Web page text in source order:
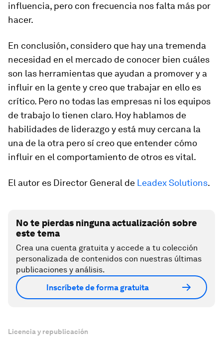
influencia, pero con frecuencia nos falta más por
hacer.
En conclusión, considero que hay una tremenda
necesidad en el mercado de conocer bien cuáles
son las herramientas que ayudan a promover y a
influir en la gente y creo que trabajar en ello es
crítico. Pero no todas las empresas ni los equipos
de trabajo lo tienen claro. Hoy hablamos de
habilidades de liderazgo y está muy cercana la
una de la otra pero sí creo que entender cómo
influir en el comportamiento de otros es vital.
El autor es Director General de Leadex Solutions.
No te pierdas ninguna actualización sobre
este tema
Crea una cuenta gratuita y accede a tu colección
personalizada de contenidos con nuestras últimas
publicaciones y análisis.
Inscríbete de forma gratuita
Licencia y republicación